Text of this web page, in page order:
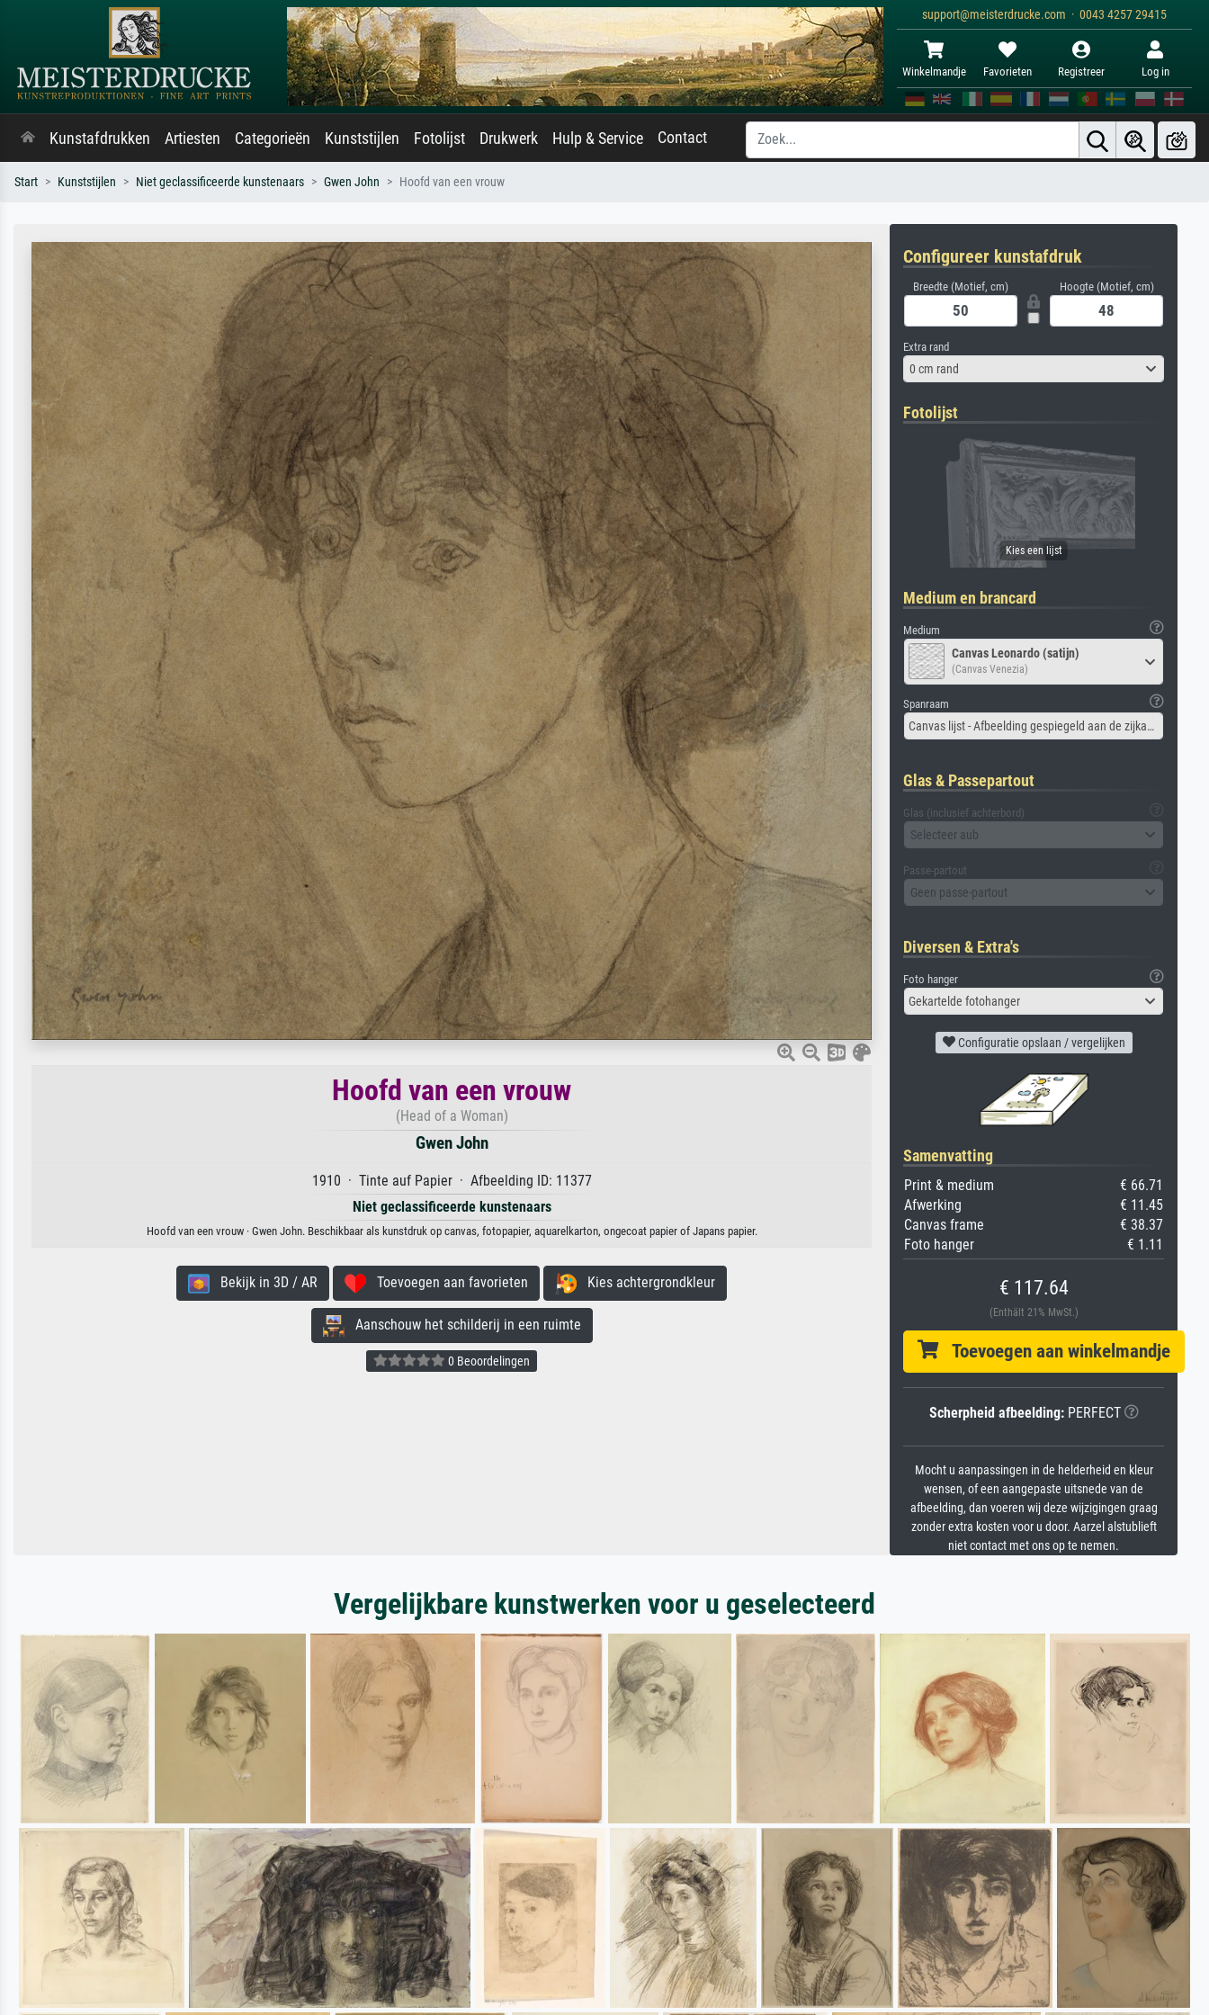
support@meisterdrucke.com · 0043 4257 29415
Winkelmandje Favorieten Registreer Log in
Kunstafdrukken Artiesten Categorieën Kunststijlen Fotolijst Drukwerk Hulp & Service Contact
Start Kunststijlen Niet geclassificeerde kunstenaars Gwen John Hoofd van een vrouw
Hoofd van een vrouw
(Head of a Woman)
Gwen John
1910 · Tinte auf Papier · Afbeelding ID: 11377
Niet geclassificeerde kunstenaars
Hoofd van een vrouw · Gwen John. Beschikbaar als kunstdruk op canvas, fotopapier, aquarelkarton, ongecoat papier of Japans papier.
Bekijk in 3D / AR Toevoegen aan favorieten Kies achtergrondkleur
Aanschouw het schilderij in een ruimte
0 Beoordelingen
Configureer kunstafdruk
Breedte (Motief, cm) Hoogte (Motief, cm)
Extra rand
0 cm rand
Fotolijst
Medium en brancard
Medium
Canvas Leonardo (satijn)
(Canvas Venezia)
Spanraam
Canvas lijst - Afbeelding gespiegeld aan de zijkant
Glas & Passepartout
Glas (inclusief achterbord)
Selecteer aub
Passe-partout
Geen passe-partout
Diversen & Extra's
Foto hanger
Gekartelde fotohanger
Configuratie opslaan / vergelijken
Samenvatting
Print & medium
€ 66.71
Afwerking
€ 11.45
Canvas frame
€ 38.37
Foto hanger
€ 1.11
€ 117.64
(Enthält 21% MwSt.)
Toevoegen aan winkelmandje
Scherpheid afbeelding:PERFECT
Mocht u aanpassingen in de helderheid en kleur
wensen, of een aangepaste uitsnede van de
afbeelding, dan voeren wij deze wijzigingen graag
zonder extra kosten voor u door. Aarzel alstublieft
niet contact met ons op te nemen.
Vergelijkbare kunstwerken voor u geselecteerd